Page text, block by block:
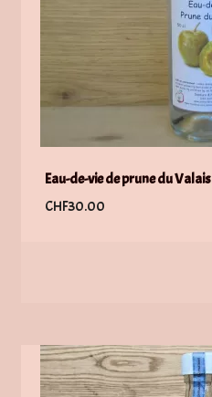
Eau-de-vie de prune du Valais
CHF30.00